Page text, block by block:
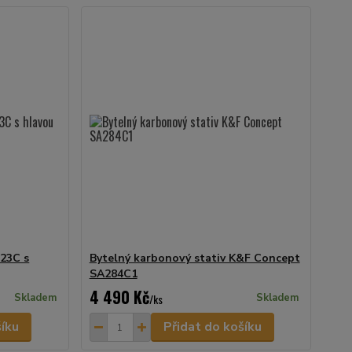
s
Skladem
Bytelný karbonový stativ K&F Concept
SA284C1
4 490 Kč/ks Skladem
Přidat do košíku